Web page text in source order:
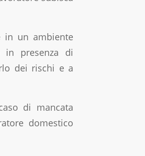
in un ambiente
in presenza di
dei rischi e a
di mancata
domestico